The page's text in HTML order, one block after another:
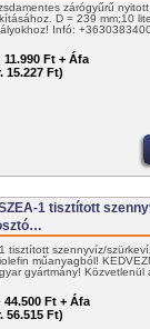
zárógyűrű
D = 239 mm;10
Infó:
11.990 Ft + Áfa
15.227 Ft)
1 tisztított
tisztított szennyvíz/
műanyagból!
gyártmány! Közvetlenül
44.500 Ft + Áfa
56.515 Ft)